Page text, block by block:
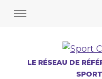
LE RÉSEAU DE